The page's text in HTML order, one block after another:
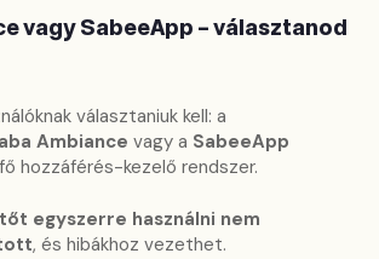
vagy SabeeApp – választanod
választaniuk kell: a
Ambiance vagy a SabeeApp
hozzáférés-kezelő rendszer.
egyszerre használni nem
, és hibákhoz vezethet.